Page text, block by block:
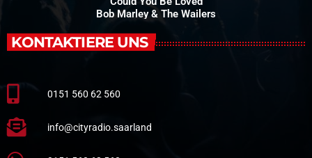
Bob Marley & The Wailers
KONTAKTIERE UNS
0151 560 62 560
info@cityradio.saarland